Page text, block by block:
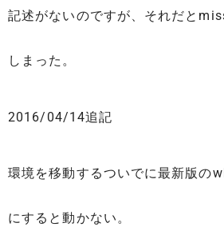
記述がないのですが、それだと
しまった。
2016/04/14追記
環境を移動するついでに最新版の
にすると動かない。